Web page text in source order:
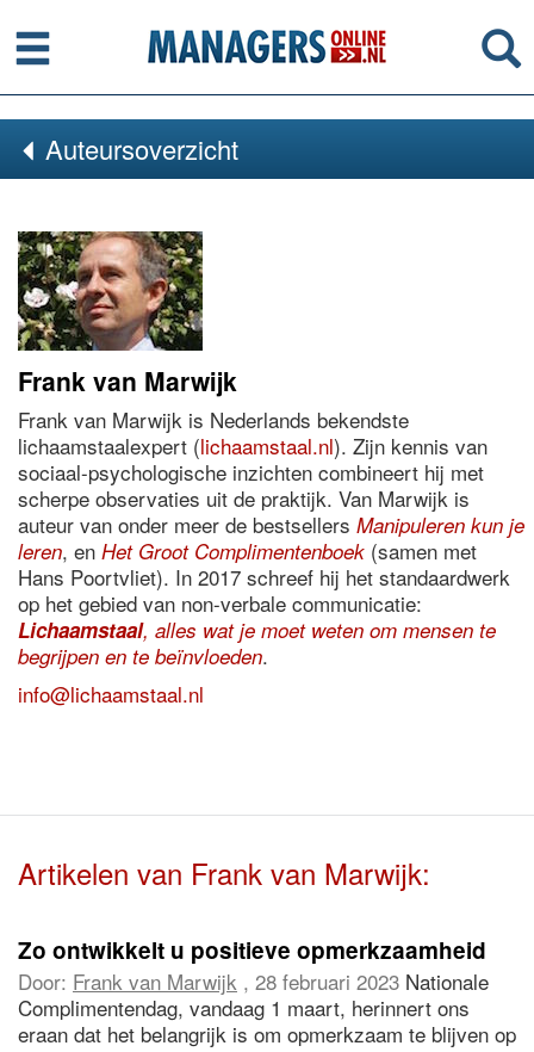
Menu
Auteursoverzicht
Frank van Marwijk
Frank van Marwijk is Nederlands bekendste
lichaamstaalexpert (lichaamstaal.nl). Zijn kennis van
sociaal-psychologische inzichten combineert hij met
scherpe observaties uit de praktijk. Van Marwijk is
auteur van onder meer de bestsellers Manipuleren kun je
leren, en Het Groot Complimentenboek (samen met
Hans Poortvliet). In 2017 schreef hij het standaardwerk
op het gebied van non-verbale communicatie:
Lichaamstaal, alles wat je moet weten om mensen te
begrijpen en te beïnvloeden.
info@lichaamstaal.nl
Artikelen van Frank van Marwijk:
Zo ontwikkelt u positieve opmerkzaamheid
Door: Frank van Marwijk , 28 februari 2023 Nationale
Complimentendag, vandaag 1 maart, herinnert ons
eraan dat het belangrijk is om opmerkzaam te blijven op